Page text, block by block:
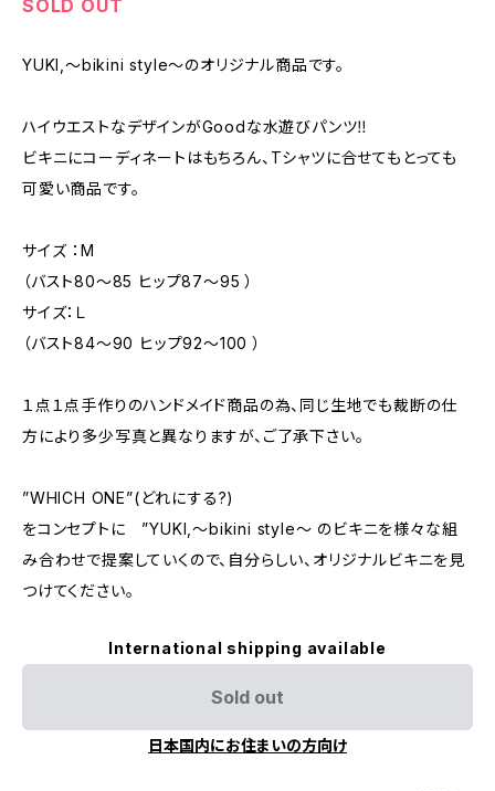
SOLD OUT
YUKI,～bikini style～のオリジナル商品です。
ハイウエストなデザインがGoodな水遊びパンツ‼︎
ビキニにコーディネートはもちろん、Tシャツに合せてもとっても
可愛い商品です。
サイズ ：M
（バスト80〜85 ヒップ87〜95 ）
サイズ：Ｌ
（バスト84〜90 ヒップ92〜100 ）
１点１点手作りのハンドメイド商品の為、同じ生地でも裁断の仕
方により多少写真と異なりますが、ご了承下さい。
”WHICH ONE”(どれにする?)
をコンセプトに ”YUKI,～bikini style～ のビキニを様々な組
み合わせで提案していくので、自分らしい、オリジナルビキニを見
つけてください。
International shipping available
Sold out
日本国内にお住まいの方向け